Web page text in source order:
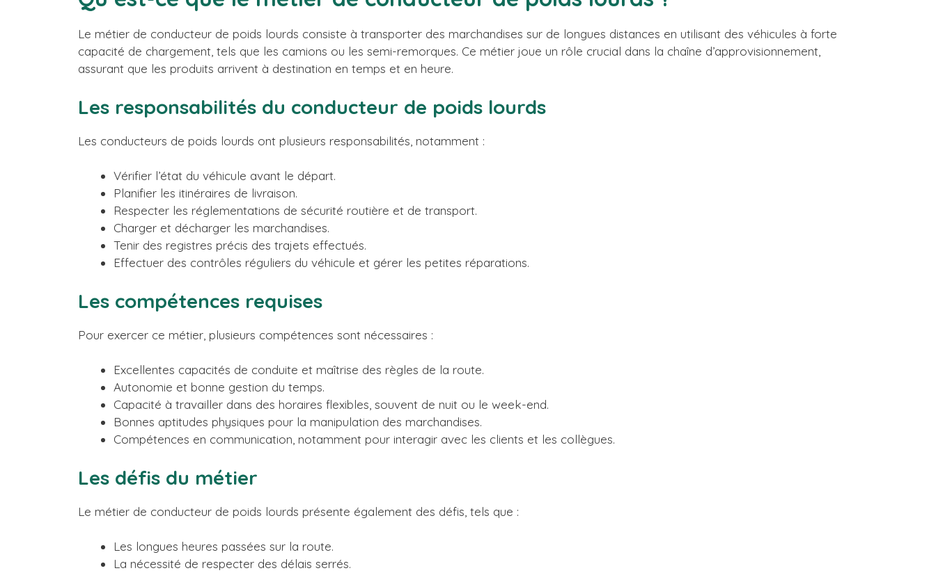
Le métier de conducteur de poids lourds consiste à transporter des marchandises sur de longues distances en utilisant des véhicules à forte
capacité de chargement, tels que les camions ou les semi-remorques. Ce métier joue un rôle crucial dans la chaîne d’approvisionnement,
assurant que les produits arrivent à destination en temps et en heure.
Les responsabilités du conducteur de poids lourds
Les conducteurs de poids lourds ont plusieurs responsabilités, notamment :
Vérifier l’état du véhicule avant le départ.
Planifier les itinéraires de livraison.
Respecter les réglementations de sécurité routière et de transport.
Charger et décharger les marchandises.
Tenir des registres précis des trajets effectués.
Effectuer des contrôles réguliers du véhicule et gérer les petites réparations.
Les compétences requises
Pour exercer ce métier, plusieurs compétences sont nécessaires :
Excellentes capacités de conduite et maîtrise des règles de la route.
Autonomie et bonne gestion du temps.
Capacité à travailler dans des horaires flexibles, souvent de nuit ou le week-end.
Bonnes aptitudes physiques pour la manipulation des marchandises.
Compétences en communication, notamment pour interagir avec les clients et les collègues.
Les défis du métier
Le métier de conducteur de poids lourds présente également des défis, tels que :
Les longues heures passées sur la route.
La nécessité de respecter des délais serrés.